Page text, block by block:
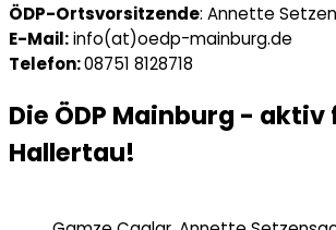
ÖDP-Ortsvorsitzende: Annette
E-Mail:info(at)oedp-mainburg.de
Telefon:08751 8128718
Die ÖDP Mainburg - aktiv
Hallertau!